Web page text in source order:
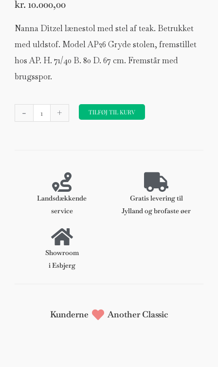
kr. 10.000,00
Nanna Ditzel lænestol med stel af teak. Betrukket
med uldstof. Model AP26 Gryde stolen, fremstillet
hos AP. H. 71/40 B. 80 D. 67 cm. Fremstår med
brugsspor.
-
Ditzel
lænestol,
+ TILFØJ TIL KURV
Landsdækkende
service
Gratis levering til
Jylland og brofaste øer
Showroom
i Esbjerg
Kunderne Another Classic